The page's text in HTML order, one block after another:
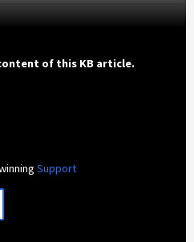
of this KB article.
Support